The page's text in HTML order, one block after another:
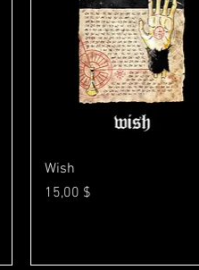
Wish
Τιμή
15,00 $